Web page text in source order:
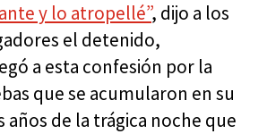
y lo atropellé”, dijo a los
el detenido,
a esta confesión por la
que se acumularon en su
años de la trágica noche que